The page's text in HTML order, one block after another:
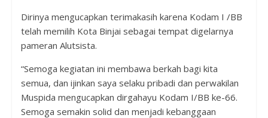
Dirinya mengucapkan terimakasih karena Kodam I /BB
telah memilih Kota Binjai sebagai tempat digelarnya
pameran Alutsista.
“Semoga kegiatan ini membawa berkah bagi kita
semua, dan ijinkan saya selaku pribadi dan perwakilan
Muspida mengucapkan dirgahayu Kodam I/BB ke-66.
Semoga semakin solid dan menjadi kebanggaan